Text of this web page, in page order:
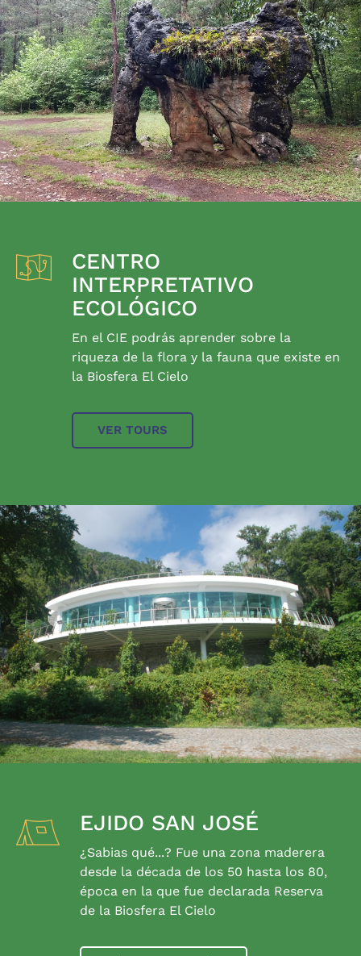
CENTRO
INTERPRETATIVO
ECOLÓGICO
En el CIE podrás aprender sobre la
riqueza de la flora y la fauna que existe en
la Biosfera El Cielo
VER TOURS
EJIDO SAN JOSÉ
¿Sabias qué...? Fue una zona maderera
desde la década de los 50 hasta los 80,
época en la que fue declarada Reserva
de la Biosfera El Cielo